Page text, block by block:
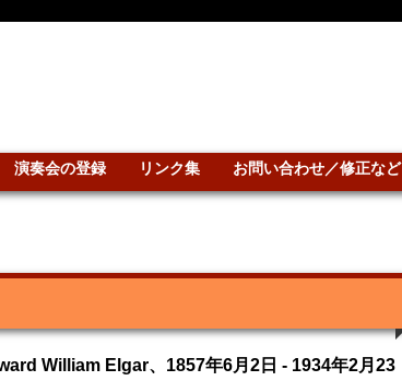
演奏会の登録 リンク集 お問い合わせ／修正など
William Elgar、1857年6月2日 - 1934年2月23